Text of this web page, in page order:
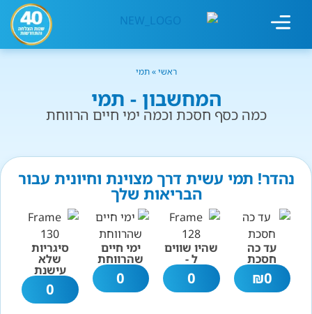
ראשי»תמי
המחשבון - תמי
כמה כסף חסכת וכמה ימי חיים הרווחת
נהדר! תמי עשית דרך מצוינת וחיונית עבור
הבריאות שלך
עד כה
חסכת
0
₪
שהיו שווים
ל -
0
ימי חיים
שהרווחת
0
סיגריות
שלא
עישנת
0